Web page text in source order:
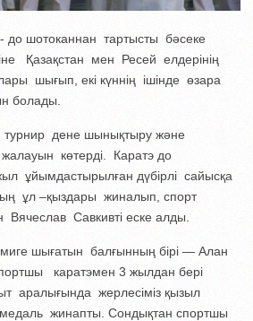
до шотоканнан тартысты бәсеке
Қазақстан мен Ресей елдерінің
шығып, екі күннің ішінде өзара
болады.
турнир дене шынықтыру және
көтерді. Каратэ до
ұйымдастырылған дүбірлі сайысқа
ұл –қыздары жиналып, спорт
Вячеслав Савкивті еске алды.
шығатын балғынның бірі — Алан
каратэмен 3 жылдан бері
аралығында жерлесіміз қызыл
жинапты. Сондықтан спортшы